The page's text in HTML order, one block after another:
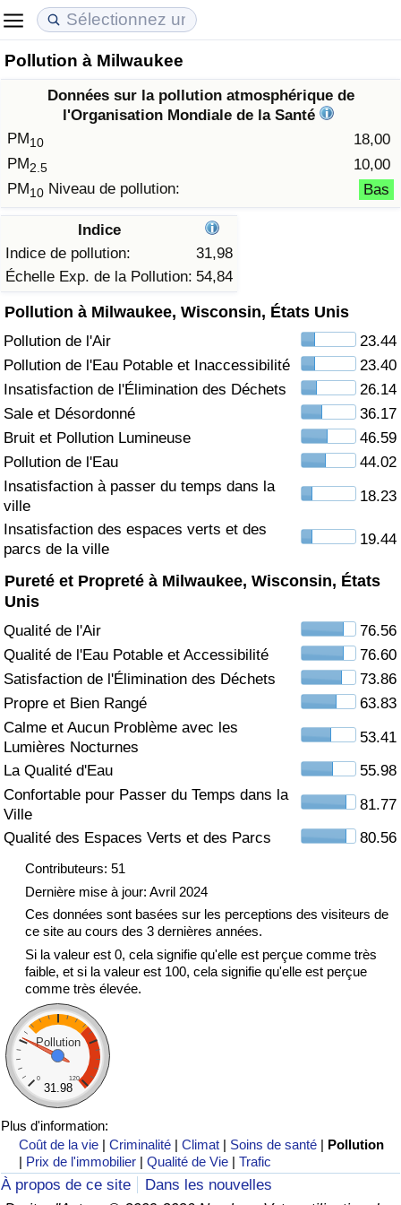
Pollution à Milwaukee
Données sur la pollution atmosphérique de
l'Organisation Mondiale de la Santé
PM10
18,00
PM2.5
10,00
PM10 Niveau de pollution: Bas
Indice
Indice de pollution:
31,98
Échelle Exp. de la Pollution: 54,84
Pollution à Milwaukee, Wisconsin, États Unis
Pollution de l'Air
23.44
Pollution de l'Eau Potable et Inaccessibilité
23.40
Insatisfaction de l'Élimination des Déchets
26.14
Sale et Désordonné
36.17
Bruit et Pollution Lumineuse
46.59
Pollution de l'Eau
44.02
Insatisfaction à passer du temps dans la
ville
18.23
Insatisfaction des espaces verts et des
parcs de la ville
19.44
Pureté et Propreté à Milwaukee, Wisconsin, États
Unis
Qualité de l'Air
76.56
Qualité de l'Eau Potable et Accessibilité
76.60
Satisfaction de l'Élimination des Déchets
73.86
Propre et Bien Rangé
63.83
Calme et Aucun Problème avec les
Lumières Nocturnes
53.41
La Qualité d'Eau
55.98
Confortable pour Passer du Temps dans la
Ville
81.77
Qualité des Espaces Verts et des Parcs
80.56
Contributeurs: 51
Dernière mise à jour: Avril 2024
Ces données sont basées sur les perceptions des visiteurs de
ce site au cours des 3 dernières années.
Si la valeur est 0, cela signifie qu'elle est perçue comme très
faible, et si la valeur est 100, cela signifie qu'elle est perçue
comme très élevée.
Pollution
0 120
31.98
Plus d'information:
Coût de la vie |Criminalité |Climat | Soins de santé | Pollution
| Prix de l'immobilier |Qualité de Vie |Trafic
À propos de ce site
Dans les nouvelles
Coût de la vie
Indice du Coût de la Vie (Actuel)
Indice du Coût de la Vie
à Akaba
Prix de l'immobilier
Indice des Prix de l'immobilier (Actuel)
Indice des Prix de l'immobilier
Qualité de Vie
Indice de Qualité de Vie
Indice de Qualité de Vie (Actuel)
Criminalité
Indice de Criminalité (Actuel)
Indice de Criminalité
Indice de criminalité par pays
Soins de santé
Indice des soins de santé (Actuel)
Indice des soins de santé
Indice des soins de santé par Pays
Indice de Pollution (Actuel)
Indice de pollution
Indice de Pollution par Pays
Trafic
Indice de Trafic
Indice de Trafic (Actuel)
Indice de Trafic par Pays